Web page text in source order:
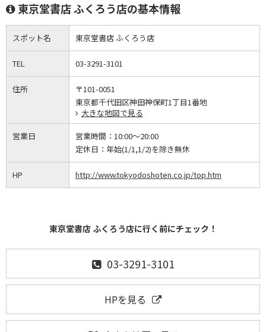
東京堂書店 ふくろう店の基本情報
スポット名 東京堂書店 ふくろう店
TEL 03-3291-3101
住所
〒101-0051
東京都千代田区神田神保町1丁目1番地
大きな地図で見る
営業日 営業時間： 10:00～20:00
定休日： 年始(1/1,1/2)を除き無休
HP http://www.tokyodoshoten.co.jp/top.htm
東京堂書店 ふくろう店に行く前にチェック！
03-3291-3101
HPを見る